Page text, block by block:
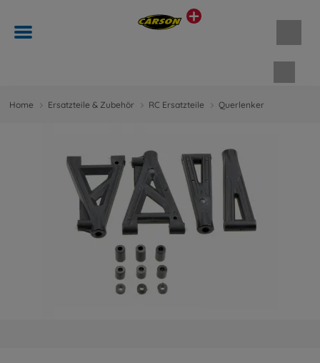
Home Ersatzteile & Zubehör RC Ersatzteile Querlenker